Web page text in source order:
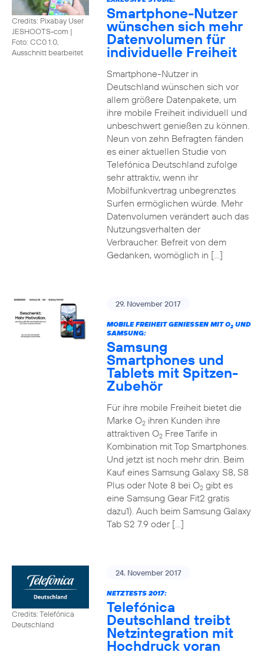
Credits: Pixabay User
JESHOOTS-com |
Foto: CC0 1.0,
Ausschnitt bearbeitet
Smartphone-Nutzer
wünschen sich mehr
Datenvolumen für
individuelle Freiheit
Smartphone-Nutzer in
Deutschland wünschen sich vor
allem größere Datenpakete, um
ihre mobile Freiheit individuell und
unbeschwert genießen zu können.
Neun von zehn Befragten fänden
es einer aktuellen Studie von
Telefónica Deutschland zufolge
sehr attraktiv, wenn ihr
Mobilfunkvertrag unbegrenztes
Surfen ermöglichen würde. Mehr
Datenvolumen verändert auch das
Nutzungsverhalten der
Verbraucher. Befreit von dem
Gedanken, womöglich in […]
29. November 2017
MOBILE FREIHEIT GENIESSEN MIT O 2UND
SAMSUNG:
Samsung
Smartphones und
Tablets mit Spitzen-
Zubehör
Für ihre mobile Freiheit bietet die
Marke O2ihren Kunden ihre
attraktiven O2Free Tarife in
Kombination mit Top Smartphones.
Und jetzt ist noch mehr drin. Beim
Kauf eines Samsung Galaxy S8, S8
Plus oder Note 8 bei O2gibt es
eine Samsung Gear Fit2 gratis
dazu1). Auch beim Samsung Galaxy
Tab S2 7.9 oder […]
Credits: Telefónica
Deutschland
24. November 2017
NETZTESTS 2017:
Telefónica
Deutschland treibt
Netzintegration mit
Hochdruck voran